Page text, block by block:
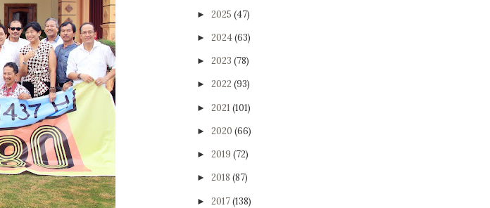
► 2025 (47)
► 2024(63)
► 2023 (78)
► 2022 (93)
► 2021 (101)
► 2020 (66)
► 2019 (72)
► 2018 (87)
► 2017(138)